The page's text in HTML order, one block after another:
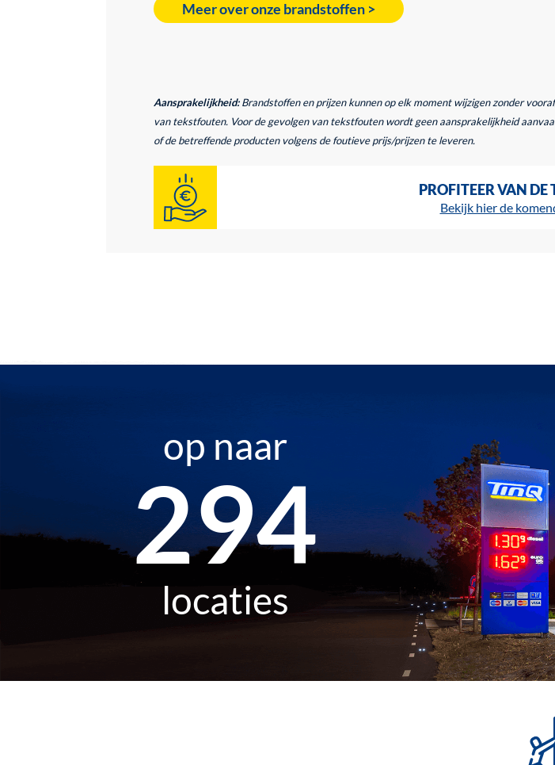
Meer over onze brandstoffen >
Aansprakelijkheid:Brandstoffen en prijzen kunnen op elk moment wijzigen zonder
van tekstfouten. Voor de gevolgen van tekstfouten wordt geen aansprakelijkheid
of de betreffende producten volgens de foutieve prijs/prijzen te leveren.
PROFITEER VAN
Bekijk hier de
op naar
436
locaties